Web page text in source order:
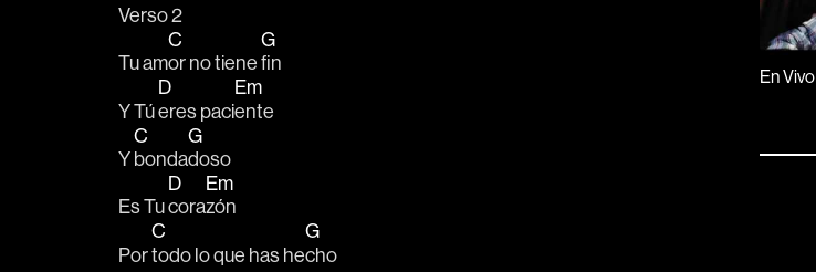
Verso 2
Tu am
C
or no tiene
G
fin
Y Tú
D
eres paci
Em
ente
Y
C
bonda
G
doso
Es Tu
D
cora
Em
zón
Por
C
todo lo que has he
G
cho
En Vivo